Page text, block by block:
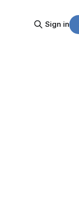
Sign in